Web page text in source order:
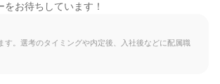
お待ちしています！
す。選考のタイミングや内定後、入社後などに配属職